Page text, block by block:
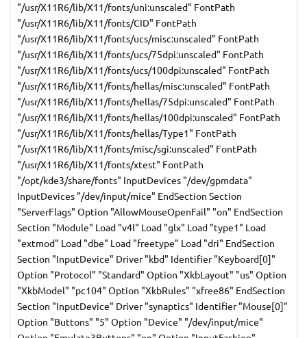
"/usr/X11R6/lib/X11/fonts/uni:unscaled" FontPath
"/usr/X11R6/lib/X11/fonts/CID" FontPath
"/usr/X11R6/lib/X11/fonts/ucs/misc:unscaled" FontPath
"/usr/X11R6/lib/X11/fonts/ucs/75dpi:unscaled" FontPath
"/usr/X11R6/lib/X11/fonts/ucs/100dpi:unscaled" FontPath
"/usr/X11R6/lib/X11/fonts/hellas/misc:unscaled" FontPath
"/usr/X11R6/lib/X11/fonts/hellas/75dpi:unscaled" FontPath
"/usr/X11R6/lib/X11/fonts/hellas/100dpi:unscaled" FontPath
"/usr/X11R6/lib/X11/fonts/hellas/Type1" FontPath
"/usr/X11R6/lib/X11/fonts/misc/sgi:unscaled" FontPath
"/usr/X11R6/lib/X11/fonts/xtest" FontPath
"/opt/kde3/share/fonts" InputDevices "/dev/gpmdata"
InputDevices "/dev/input/mice" EndSection Section
"ServerFlags" Option "AllowMouseOpenFail" "on" EndSection
Section "Module" Load "v4l" Load "glx" Load "type1" Load
"extmod" Load "dbe" Load "freetype" Load "dri" EndSection
Section "InputDevice" Driver "kbd" Identifier "Keyboard[0]"
Option "Protocol" "Standard" Option "XkbLayout" "us" Option
"XkbModel" "pc104" Option "XkbRules" "xfree86" EndSection
Section "InputDevice" Driver "synaptics" Identifier "Mouse[0]"
Option "Buttons" "5" Option "Device" "/dev/input/mice"